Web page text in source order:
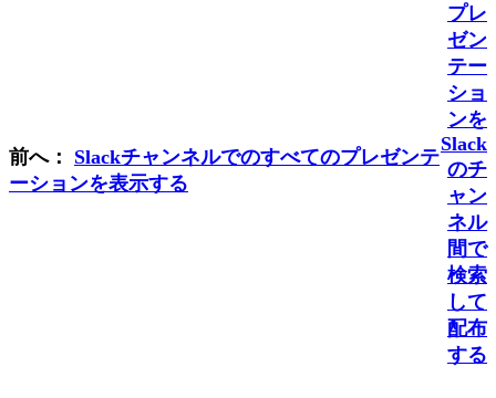
前へ： Slackチャンネルでのすべてのプレゼンテ
ーションを表示する
プレ
ゼン
テー
ショ
ンを
Slack
のチ
ャン
ネル
間で
検索
して
配布
する